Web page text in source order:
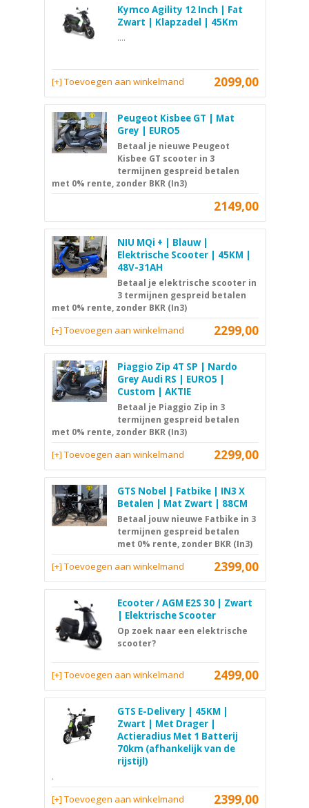
Kymco Agility 12 Inch | Fat
Zwart | Klapzadel | 45Km
....
2099,00
[+] Toevoegen aan winkelmand
Peugeot Kisbee GT | Mat
Grey | EURO5
Betaal je nieuwe Peugeot
Kisbee GT scooter in 3
termijnen gespreid betalen
met 0% rente, zonder BKR (In3)
2149,00
NIU MQi + | Blauw |
Elektrische Scooter | 45KM |
48V-31AH
Betaal je elektrische scooter in
3 termijnen gespreid betalen
met 0% rente, zonder BKR (In3)
2299,00
[+] Toevoegen aan winkelmand
Piaggio Zip 4T SP | Nardo
Grey Audi RS | EURO5 |
Custom | AKTIE
Betaal je Piaggio Zip in 3
termijnen gespreid betalen
met 0% rente, zonder BKR (In3)
2299,00
[+] Toevoegen aan winkelmand
GTS Nobel | Fatbike | IN3 X
Betalen | Mat Zwart | 88CM
Betaal jouw nieuwe Fatbike in 3
termijnen gespreid betalen
met 0% rente, zonder BKR (In3)
2399,00
[+] Toevoegen aan winkelmand
Ecooter / AGM E2S 30 | Zwart
| Elektrische Scooter
Op zoek naar een elektrische
scooter?
2499,00
[+] Toevoegen aan winkelmand
GTS E-Delivery | 45KM |
Zwart | Met Drager |
Actieradius Met 1 Batterij
70km (afhankelijk van de
rijstijl)
.
2399,00
[+] Toevoegen aan winkelmand